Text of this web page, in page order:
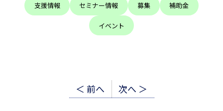
支援情報 セミナー情報 募集 補助金
イベント
＜ 前へ 次へ ＞